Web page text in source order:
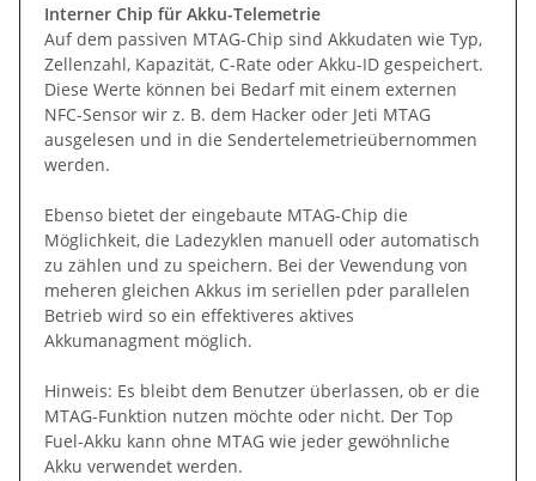
Interner Chip für Akku-Telemetrie
Auf dem passiven MTAG-Chip sind Akkudaten wie Typ,
Zellenzahl, Kapazität, C-Rate oder Akku-ID gespeichert.
Diese Werte können bei Bedarf mit einem externen
NFC-Sensor wir z. B. dem Hacker oder Jeti MTAG
ausgelesen und in die Sendertelemetrieübernommen
werden.
Ebenso bietet der eingebaute MTAG-Chip die
Möglichkeit, die Ladezyklen manuell oder automatisch
zu zählen und zu speichern. Bei der Vewendung von
meheren gleichen Akkus im seriellen pder parallelen
Betrieb wird so ein effektiveres aktives
Akkumanagment möglich.
Hinweis: Es bleibt dem Benutzer überlassen, ob er die
MTAG-Funktion nutzen möchte oder nicht. Der Top
Fuel-Akku kann ohne MTAG wie jeder gewöhnliche
Akku verwendet werden.